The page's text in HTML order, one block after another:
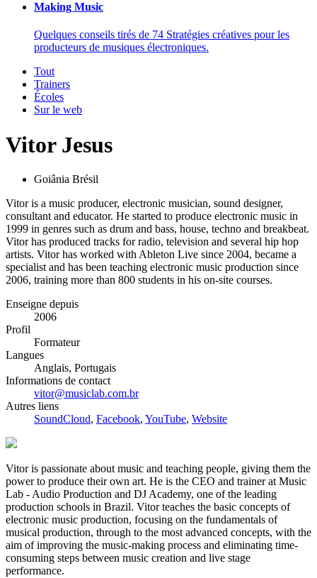
Making Music
Quelques conseils tirés de 74 Stratégies créatives pour les
producteurs de musiques électroniques.
Tout
Trainers
Écoles
Sur le web
Vitor Jesus
Goiânia Brésil
Vitor is a music producer, electronic musician, sound designer,
consultant and educator. He started to produce electronic music in
1999 in genres such as drum and bass, house, techno and breakbeat.
Vitor has produced tracks for radio, television and several hip hop
artists. Vitor has worked with Ableton Live since 2004, became a
specialist and has been teaching electronic music production since
2006, training more than 800 students in his on-site courses.
Enseigne depuis
2006
Profil
Formateur
Langues
Anglais, Portugais
Informations de contact
vitor@musiclab.com.br
Autres liens
SoundCloud, Facebook, YouTube, Website
Vitor is passionate about music and teaching people, giving them the
power to produce their own art. He is the CEO and trainer at Music
Lab - Audio Production and DJ Academy, one of the leading
production schools in Brazil. Vitor teaches the basic concepts of
electronic music production, focusing on the fundamentals of
musical production, through to the most advanced concepts, with the
aim of improving the music-making process and eliminating time-
consuming steps between music creation and live stage
performance.